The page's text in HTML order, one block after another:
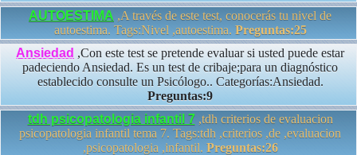
AUTOESTIMA ,A través de este test, conocerás tu nivel de
autoestima. Tags:Nivel ,autoestima. Preguntas:25
Ansiedad ,Con este test se pretende evaluar si usted puede estar
padeciendo Ansiedad. Es un test de cribaje;para un diagnóstico
establecido consulte un Psicólogo.. Categorías:Ansiedad.
Preguntas:9
tdh psicopatologia infantil 7,tdh criterios de evaluacion
psicopatologia infantil tema 7. Tags:tdh ,criterios ,de ,evaluacion
,psicopatologia ,infantil. Preguntas:26